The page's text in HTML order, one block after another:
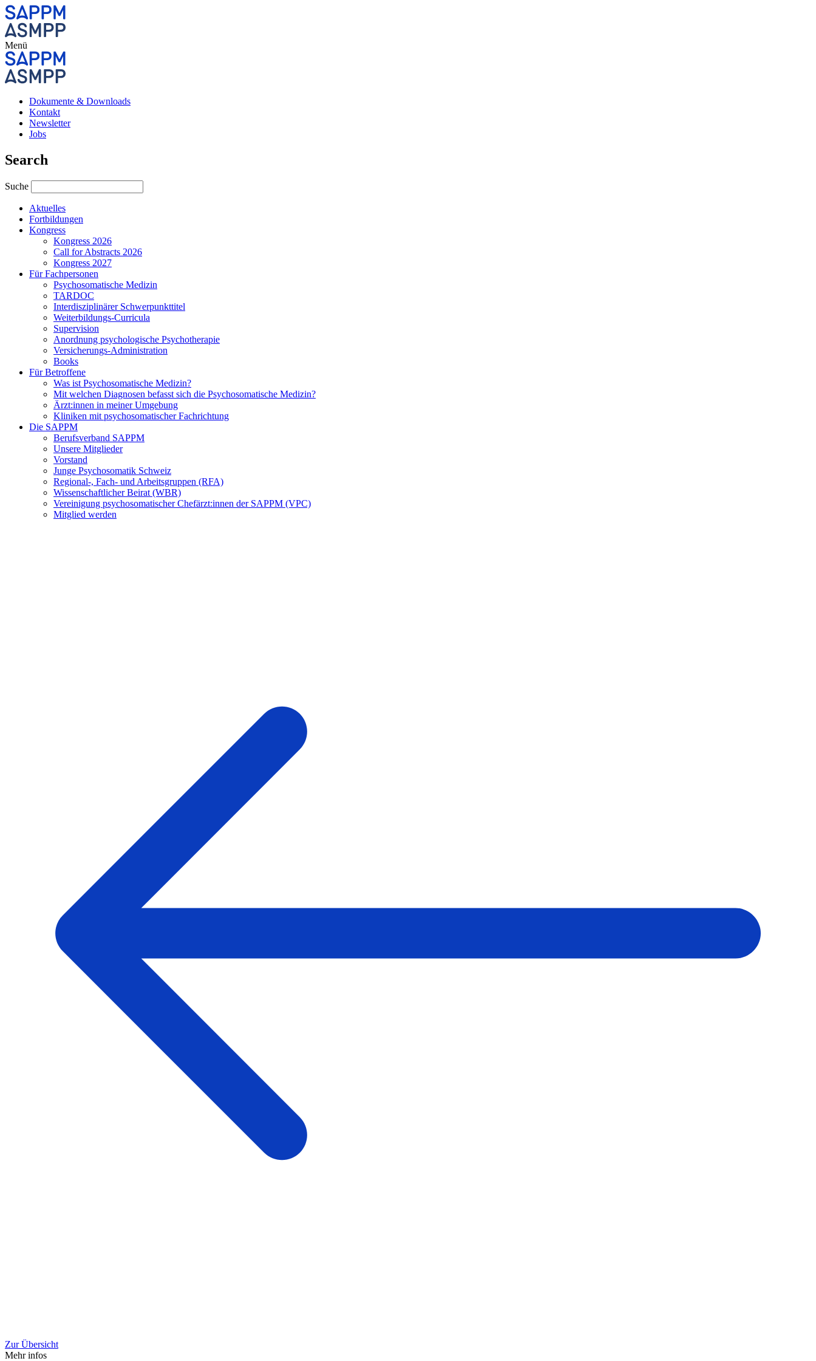
Menü
Dokumente & Downloads
Kontakt
Newsletter
Jobs
Search
Suche
Aktuelles
Fortbildungen
Kongress
Kongress 2026
Call for Abstracts 2026
Kongress 2027
Für Fachpersonen
Psychosomatische Medizin
TARDOC
Interdisziplinärer Schwerpunkttitel
Weiterbildungs-Curricula
Supervision
Anordnung psychologische Psychotherapie
Versicherungs-Administration
Books
Für Betroffene
Was ist Psychosomatische Medizin?
Mit welchen Diagnosen befasst sich die Psychosomatische Medizin?
Ärzt:innen in meiner Umgebung
Kliniken mit psychosomatischer Fachrichtung
Die SAPPM
Berufsverband SAPPM
Unsere Mitglieder
Vorstand
Junge Psychosomatik Schweiz
Regional-, Fach- und Arbeitsgruppen (RFA)
Wissenschaftlicher Beirat (WBR)
Vereinigung psychosomatischer Chefärzt:innen der SAPPM (VPC)
Mitglied werden
Zur Übersicht
Mehr infos